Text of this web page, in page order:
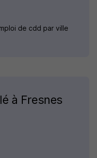
de cdd par ville
à Fresnes